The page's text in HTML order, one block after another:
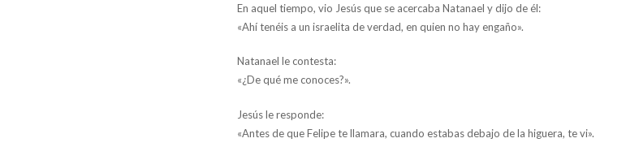
En aquel tiempo, vio Jesús que se acercaba Natanael y dijo de él:
«Ahí tenéis a un israelita de verdad, en quien no hay engaño».
Natanael le contesta:
«¿De qué me conoces?».
Jesús le responde:
«Antes de que Felipe te llamara, cuando estabas debajo de la higuera, te vi».